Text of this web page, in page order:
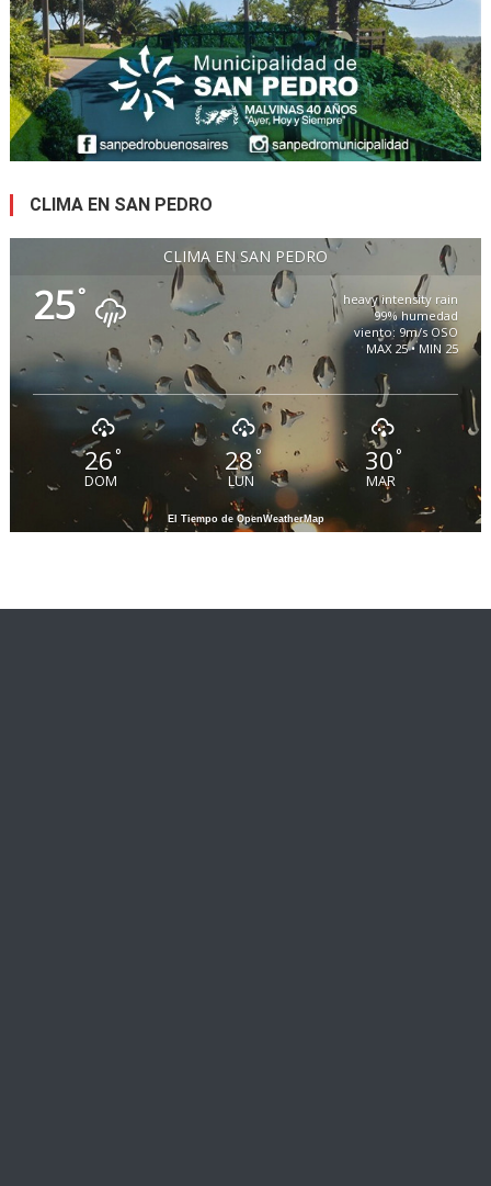
CLIMA EN SAN PEDRO
CLIMA EN SAN PEDRO
25°
heavy intensity rain
99% humedad
viento: 9m/s OSO
MAX 25 • MIN 25
26°
DOM
28 °
LUN
30°
MAR
El Tiempo de OpenWeatherMap